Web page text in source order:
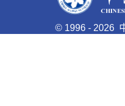
© 1996 - 2026